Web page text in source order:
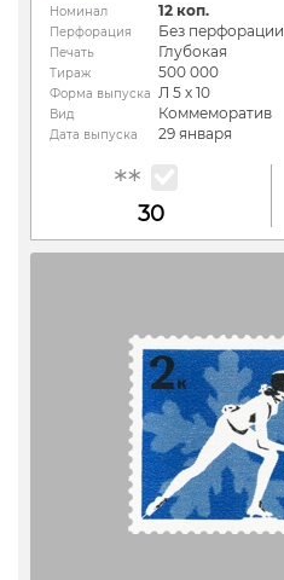
Номинал 12 коп.
Перфорация Без перфорации
Печать Глубокая
Тираж 500 000
Форма выпуска Л 5 х 10
Вид Коммеморатив
Дата выпуска 29 января
30